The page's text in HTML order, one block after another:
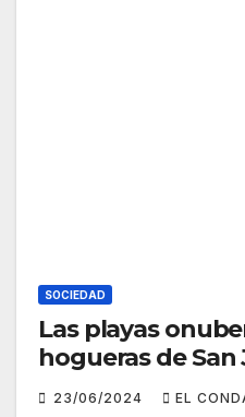
SOCIEDAD
Las playas
hogueras de San
23/06/2024 EL